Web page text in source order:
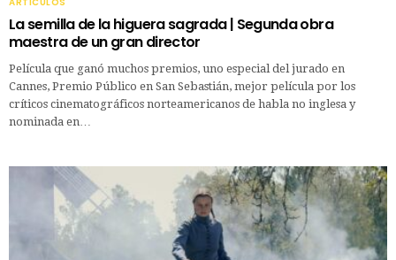
La semilla de la higuera sagrada | Segunda obra
maestra de un gran director
Película que ganó muchos premios, uno especial del jurado en
Cannes, Premio Público en San Sebastián, mejor película por los
críticos cinematográficos norteamericanos de habla no inglesa y
nominada en…